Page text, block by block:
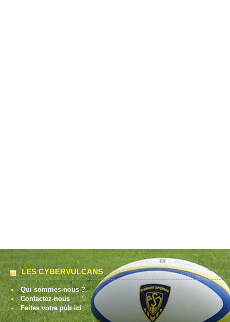
LES CYBERVULCANS
Qui sommes-nous ?
Contactez-nous
Faites votre pub ici